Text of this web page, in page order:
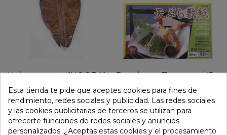
Hoja magnolia "HOOBA"
secas 30-35cm (20uds)
4,69 €
Papel para Tempura (45
hojas).
1,95 €
Esta tienda te pide que aceptes cookies para fines de
rendimiento, redes sociales y publicidad. Las redes sociales
y las cookies publicitarias de terceros se utilizan para
ofrecerte funciones de redes sociales y anuncios
personalizados. ¿Aceptas estas cookies y el procesamiento